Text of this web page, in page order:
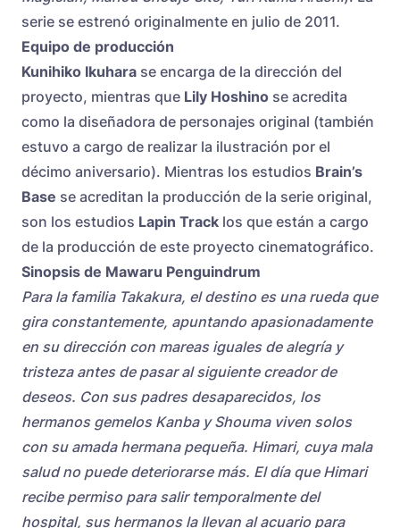
serie se estrenó originalmente en julio de 2011.
Equipo de producción
Kunihiko Ikuhara se encarga de la dirección del
proyecto, mientras que Lily Hoshino se acredita
como la diseñadora de personajes original (también
estuvo a cargo de realizar la ilustración por el
décimo aniversario). Mientras los estudios Brain’s
Base se acreditan la producción de la serie original,
son los estudios Lapin Track los que están a cargo
de la producción de este proyecto cinematográfico.
Sinopsis de Mawaru Penguindrum
Para la familia Takakura, el destino es una rueda que
gira constantemente, apuntando apasionadamente
en su dirección con mareas iguales de alegría y
tristeza antes de pasar al siguiente creador de
deseos. Con sus padres desaparecidos, los
hermanos gemelos Kanba y Shouma viven solos
con su amada hermana pequeña. Himari, cuya mala
salud no puede deteriorarse más. El día que Himari
recibe permiso para salir temporalmente del
hospital, sus hermanos la llevan al acuario para